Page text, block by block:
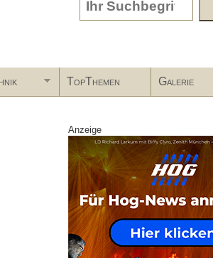
Search form
TopThemen Galerie
Anzeige